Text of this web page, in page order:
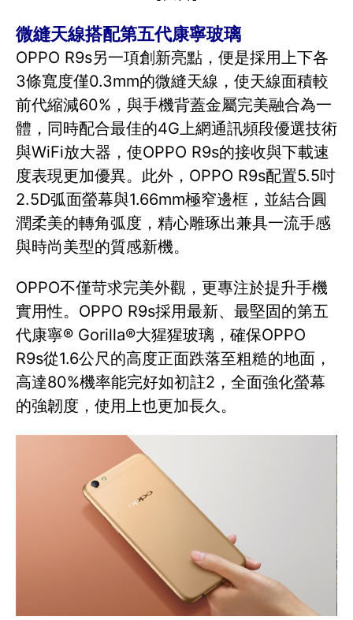
微縫天線搭配第五代康寧玻璃
OPPO R9s另一項創新亮點，便是採用上下各
3條寬度僅0.3mm的微縫天線，使天線面積較
前代縮減60%，與手機背蓋金屬完美融合為一
體，同時配合最佳的4G上網通訊頻段優選技術
與WiFi放大器，使OPPO R9s的接收與下載速
度表現更加優異。此外，OPPO R9s配置5.5吋
2.5D弧面螢幕與1.66mm極窄邊框，並結合圓
潤柔美的轉角弧度，精心雕琢出兼具一流手感
與時尚美型的質感新機。
OPPO不僅苛求完美外觀，更專注於提升手機
實用性。OPPO R9s採用最新、最堅固的第五
代康寧® Gorilla®大猩猩玻璃，確保OPPO
R9s從1.6公尺的高度正面跌落至粗糙的地面，
高達80%機率能完好如初註2，全面強化螢幕
的強韌度，使用上也更加長久。